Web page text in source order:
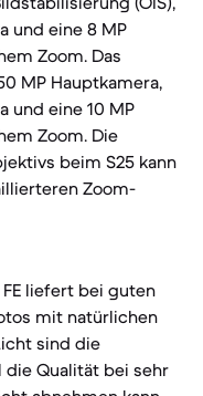
und eine 8 MP
Zoom. Das
MP Hauptkamera,
und eine 10 MP
Zoom. Die
beim S25 kann
Zoom-
FE liefert bei guten
mit natürlichen
sind die
die Qualität bei sehr